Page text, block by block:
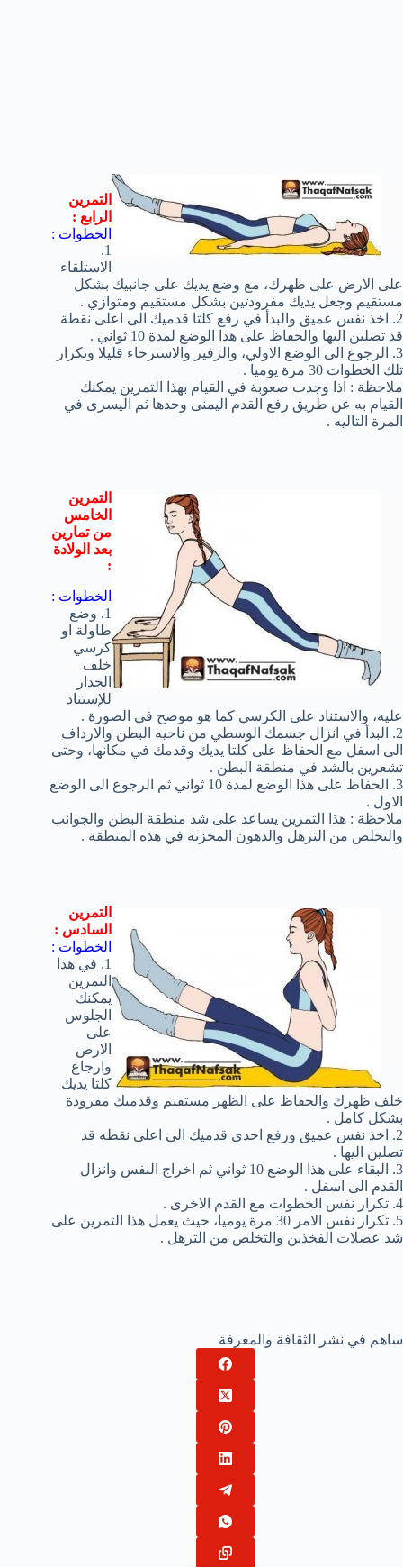
التمرين
الرابع :
الخطوات :
1.
الاستلقاء
على الارض على ظهرك، مع وضع يديك على جانبيك بشكل
مستقيم وجعل يديك مفرودتين بشكل مستقيم ومتوازي .
2. اخذ نفس عميق والبدأ في رفع كلتا قدميك الى اعلى نقطة
قد تصلين اليها والحفاظ على هذا الوضع لمدة 10 ثواني .
3. الرجوع الى الوضع الاولي، والزفير والاسترخاء قليلا وتكرار
تلك الخطوات 30 مرة يوميا .
ملاحظة : اذا وجدت صعوبة في القيام بهذا التمرين يمكنك
القيام به عن طريق رفع القدم اليمنى وحدها ثم اليسرى في
المرة التاليه .
التمرين
الخامس
منتمارين
بعد الولادة
:
الخطوات :
1. وضع
طاولة او
كرسي
خلف
الجدار
للإستناد
عليه، والاستناد على الكرسي كما هو موضح في الصورة .
2. البدأ في انزال جسمك الوسطي من ناحيه البطن والارداف
الى اسفل مع الحفاظ على كلتا يديك وقدمك في مكانها، وحتى
تشعرين بالشد في منطقة البطن .
3. الحفاظ على هذا الوضع لمدة 10 ثواني ثم الرجوع الى الوضع
الاول .
ملاحظة : هذا التمرين يساعد على شد منطقة البطن والجوانب
والتخلص من الترهل والدهون المخزنة في هذه المنطقة .
التمرين
السادس :
الخطوات :
1. في هذا
التمرين
يمكنك
الجلوس
على
الارض
وارجاع
كلتا يديك
خلف ظهرك والحفاظ على الظهر مستقيم وقدميك مفرودة
بشكل كامل .
2. اخذ نفس عميق ورفع احدى قدميك الى اعلى نقطه قد
تصلين اليها .
3. البقاء على هذا الوضع 10 ثواني ثم اخراج النفس وانزال
القدم الى اسفل .
4. تكرار نفس الخطوات مع القدم الاخرى .
5. تكرار نفس الامر 30 مرة يوميا، حيث يعمل هذا التمرين على
شد عضلات الفخذين والتخلص من الترهل .
ساهم في نشر الثقافة والمعرفة